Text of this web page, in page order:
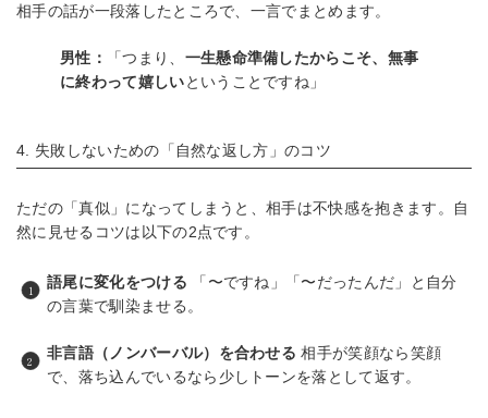
相手の話が一段落したところで、一言でまとめます。
男性： 「つまり、 一生懸命準備したからこそ、無事
に終わって嬉しいということですね」
4. 失敗しないための「自然な返し方」のコツ
ただの「真似」になってしまうと、相手は不快感を抱きます。自
然に見せるコツは以下の2点です。
語尾に変化をつける 「〜ですね」「〜だったんだ」と自分
の言葉で馴染ませる。
非言語（ノンバーバル）を合わせる 相手が笑顔なら笑顔
で、落ち込んでいるなら少しトーンを落として返す。